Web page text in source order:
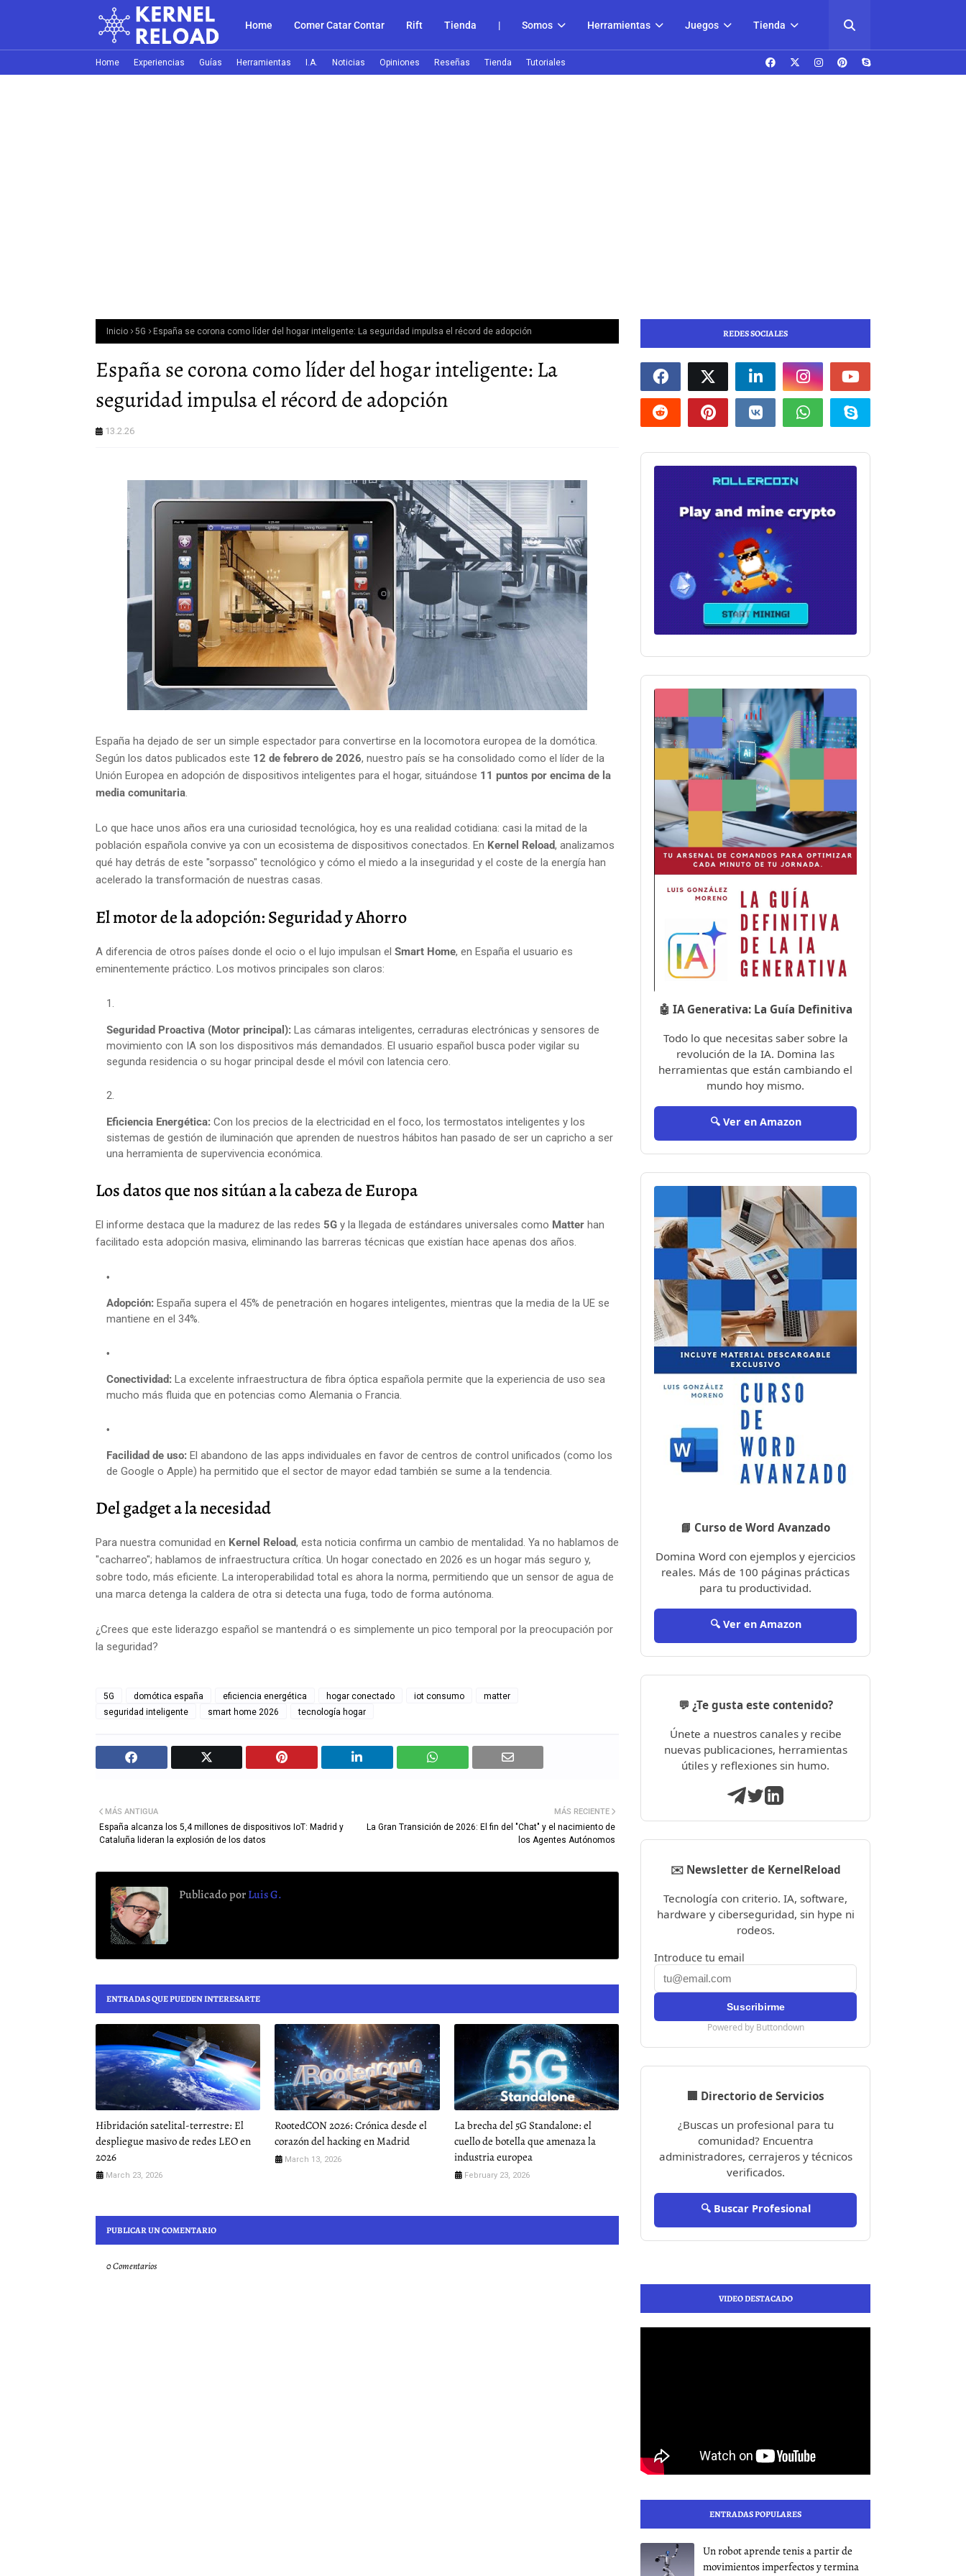
Home Comer Catar Contar Rift Tienda | Somos Herramientas Juegos Tienda
Home Experiencias Guías Herramientas I.A. Noticias Opiniones Reseñas Tienda Tutoriales
Inicio 5G España se corona como líder del hogar inteligente: La seguridad impulsa el récord de adopción
España se corona como líder del hogar inteligente: La
seguridad impulsa el récord de adopción
13.2.26
España ha dejado de ser un simple espectador para convertirse en la locomotora europea de la domótica.
Según los datos publicados este 12 de febrero de 2026, nuestro país se ha consolidado como el líder de la
Unión Europea en adopción de dispositivos inteligentes para el hogar, situándose 11 puntos por encima de la
media comunitaria.
Lo que hace unos años era una curiosidad tecnológica, hoy es una realidad cotidiana: casi la mitad de la
población española convive ya con un ecosistema de dispositivos conectados. En Kernel Reload, analizamos
qué hay detrás de este "sorpasso" tecnológico y cómo el miedo a la inseguridad y el coste de la energía han
acelerado la transformación de nuestras casas.
El motor de la adopción: Seguridad y Ahorro
A diferencia de otros países donde el ocio o el lujo impulsan el Smart Home, en España el usuario es
eminentemente práctico. Los motivos principales son claros:
Seguridad Proactiva (Motor principal): Las cámaras inteligentes, cerraduras electrónicas y sensores de
movimiento con IA son los dispositivos más demandados. El usuario español busca poder vigilar su
segunda residencia o su hogar principal desde el móvil con latencia cero.
Eficiencia Energética: Con los precios de la electricidad en el foco, los termostatos inteligentes y los
sistemas de gestión de iluminación que aprenden de nuestros hábitos han pasado de ser un capricho a ser
una herramienta de supervivencia económica.
Los datos que nos sitúan a la cabeza de Europa
El informe destaca que la madurez de las redes 5G y la llegada de estándares universales como Matter han
facilitado esta adopción masiva, eliminando las barreras técnicas que existían hace apenas dos años.
Adopción: España supera el 45% de penetración en hogares inteligentes, mientras que la media de la UE se
mantiene en el 34%.
Conectividad: La excelente infraestructura de fibra óptica española permite que la experiencia de uso sea
mucho más fluida que en potencias como Alemania o Francia.
Facilidad de uso: El abandono de las apps individuales en favor de centros de control unificados (como los
de Google o Apple) ha permitido que el sector de mayor edad también se sume a la tendencia.
Del gadget a la necesidad
Para nuestra comunidad en Kernel Reload, esta noticia confirma un cambio de mentalidad. Ya no hablamos de
"cacharreo"; hablamos de infraestructura crítica. Un hogar conectado en 2026 es un hogar más seguro y,
sobre todo, más eficiente. La interoperabilidad total es ahora la norma, permitiendo que un sensor de agua de
una marca detenga la caldera de otra si detecta una fuga, todo de forma autónoma.
¿Crees que este liderazgo español se mantendrá o es simplemente un pico temporal por la preocupación por
la seguridad?
5G domótica españa eficiencia energética hogar conectado iot consumo
matter
seguridad inteligente
smart home 2026 tecnología hogar
MÁS RECIENTE
La Gran Transición de 2026: El fin del "Chat" y el nacimiento de
los Agentes Autónomos
MÁS ANTIGUA
España alcanza los 5,4 millones de dispositivos IoT: Madrid y
Cataluña lideran la explosión de los datos
Publicado porLuis G.
ENTRADAS QUE PUEDEN INTERESARTE
Hibridación satelital-terrestre: El
despliegue masivo de redes LEO en
2026
March 23, 2026
RootedCON 2026: Crónica desde el
corazón del hacking en Madrid
March 13, 2026
La brecha del 5G Standalone: el
cuello de botella que amenaza la
industria europea
February 23, 2026
PUBLICAR UN COMENTARIO
0 Comentarios
REDES SOCIALES
🤖 IA Generativa: La Guía Definitiva
Todo lo que necesitas saber sobre la
revolución de la IA. Domina las
herramientas que están cambiando el
mundo hoy mismo.
🔍 Ver en Amazon
📘 Curso de Word Avanzado
Domina Word con ejemplos y ejercicios
reales. Más de 100 páginas prácticas
para tu productividad.
🔍 Ver en Amazon
💬 ¿Te gusta este contenido?
Únete a nuestros canales y recibe
nuevas publicaciones, herramientas
útiles y reflexiones sin humo.
✉️ Newsletter de KernelReload
Tecnología con criterio. IA, software,
hardware y ciberseguridad, sin hype ni
rodeos.
Introduce tu email
Powered by Buttondown
🏢 Directorio de Servicios
¿Buscas un profesional para tu
comunidad? Encuentra
administradores, cerrajeros y técnicos
verificados.
🔍 Buscar Profesional
VIDEO DESTACADO
ENTRADAS POPULARES
Un robot aprende tenis a partir de
movimientos imperfectos y termina